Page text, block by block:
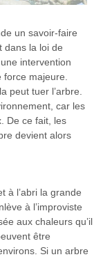
un savoir-faire
dans la loi de
intervention
force majeure.
peut tuer l’arbre.
car les
De ce fait, les
devient alors
à l’abri la grande
à l’improviste
aux chaleurs qu’il
être
Si un arbre